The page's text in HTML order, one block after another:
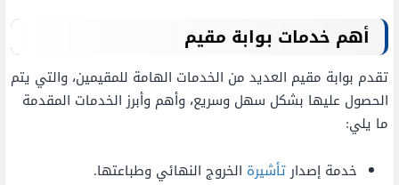
أهم خدمات بوابة مقيم
تقدم بوابة مقيم العديد من الخدمات الهامة للمقيمين، والتي يتم
الحصول عليها بشكل سهل وسريع، وأهم وأبرز الخدمات المقدمة
ما يلي:
خدمة إصدارتأشيرة الخروج النهائي وطباعتها.